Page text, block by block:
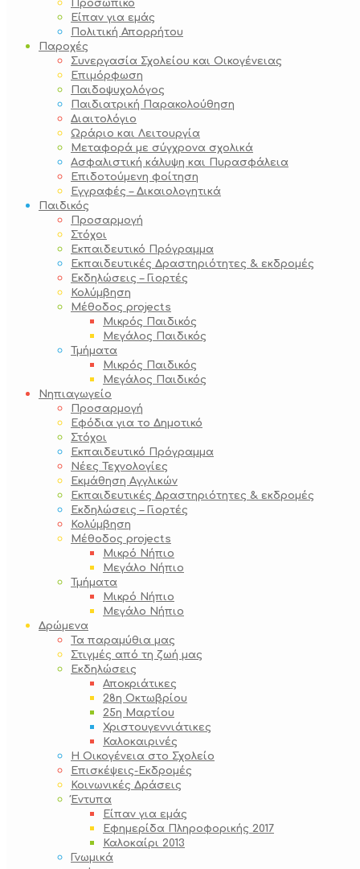
Προσωπικό
Είπαν για εμάς
Πολιτική Απορρήτου
Παροχές
Συνεργασία Σχολείου και Οικογένειας
Επιμόρφωση
Παιδοψυχολόγος
Παιδιατρική Παρακολούθηση
Διαιτολόγιο
Ωράριο και Λειτουργία
Μεταφορά με σύγχρονα σχολικά
Ασφαλιστική κάλυψη και Πυρασφάλεια
Επιδοτούμενη φοίτηση
Εγγραφές – Δικαιολογητικά
Παιδικός
Προσαρμογή
Στόχοι
Εκπαιδευτικό Πρόγραμμα
Εκπαιδευτικές Δραστηριότητες & εκδρομές
Εκδηλώσεις – Γιορτές
Κολύμβηση
Μέθοδος projects
Μικρός Παιδικός
Μεγάλος Παιδικός
Τμήματα
Μικρός Παιδικός
Μεγάλος Παιδικός
Νηπιαγωγείο
Προσαρμογή
Εφόδια για το Δημοτικό
Στόχοι
Εκπαιδευτικό Πρόγραμμα
Νέες Τεχνολογίες
Εκμάθηση Αγγλικών
Εκπαιδευτικές Δραστηριότητες & εκδρομές
Εκδηλώσεις – Γιορτές
Κολύμβηση
Μέθοδος projects
Μικρό Νήπιο
Μεγάλο Νήπιο
Τμήματα
Μικρό Νήπιο
Μεγάλο Νήπιο
Δρώμενα
Τα παραμύθια μας
Στιγμές από τη ζωή μας
Εκδηλώσεις
Αποκριάτικες
28η Οκτωβρίου
25η Μαρτίου
Χριστουγεννιάτικες
Καλοκαιρινές
Η Οικογένεια στο Σχολείο
Επισκέψεις-Εκδρομές
Κοινωνικές Δράσεις
Έντυπα
Είπαν για εμάς
Εφημερίδα Πληροφορικής 2017
Καλοκαίρι 2013
Γνωμικά